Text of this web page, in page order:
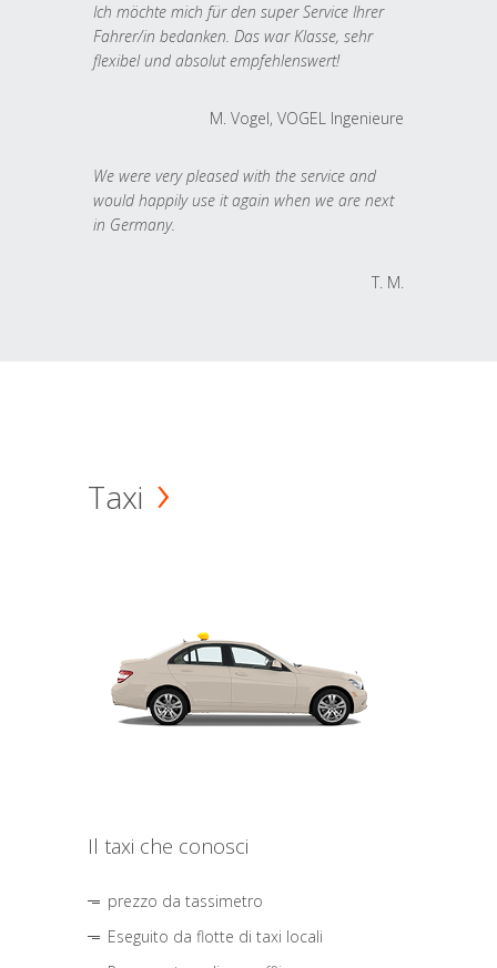
Ich möchte mich für den super Service Ihrer
Fahrer/in bedanken. Das war Klasse, sehr
flexibel und absolut empfehlenswert!
M. Vogel, VOGEL Ingenieure
We were very pleased with the service and
would happily use it again when we are next
in Germany.
T. M.
Taxi
Il taxi che conosci
prezzo da tassimetro
Eseguito da flotte di taxi locali